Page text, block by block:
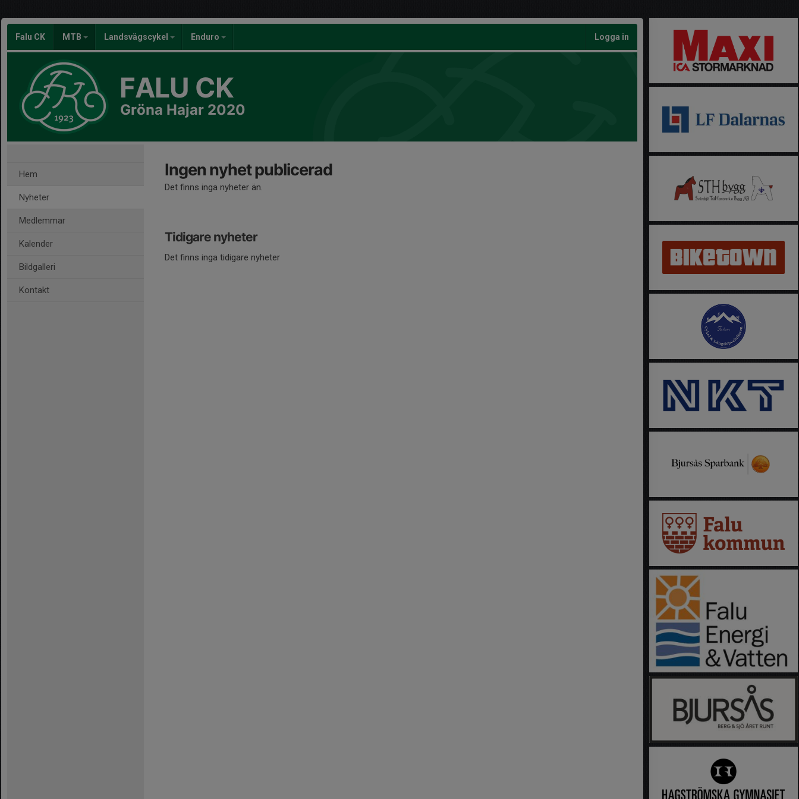
Falu CK MTB Landsvägscykel Enduro Logga in
FALU CK
Gröna Hajar 2020
Hem
Nyheter
Medlemmar
Kalender
Bildgalleri
Kontakt
Ingen nyhet publicerad
Det finns inga nyheter än.
Tidigare nyheter
Det finns inga tidigare nyheter